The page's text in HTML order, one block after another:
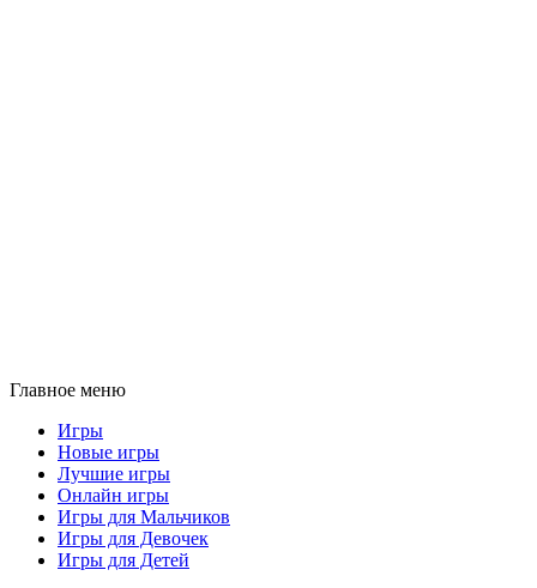
Главное меню
Игры
Новые игры
Лучшие игры
Онлайн игры
Игры для Мальчиков
Игры для Девочек
Игры для Детей